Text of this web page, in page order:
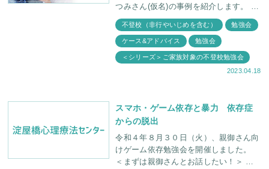
つみさん(仮名)の事例を紹介します。 親
御さんへのカウンセリングを通して、彼
女の心が少しずつ成長していく過程をは
じめ、不登
不登校（非行やいじめを含む） 勉強会
ケース&アドバイス 勉強会
＜シリーズ＞ご家族対象の不登校勉強会
2023.04.18
スマホ・ゲーム依存と暴力 依存症
からの脱出
令和４年８月３０日（火）、親御さん向
けゲーム依存勉強会を開催しました。
＜まずは親御さんとお話したい！＞ 勉